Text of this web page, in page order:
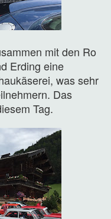
mit den Ro
Erding eine
was sehr
Das
Tag.